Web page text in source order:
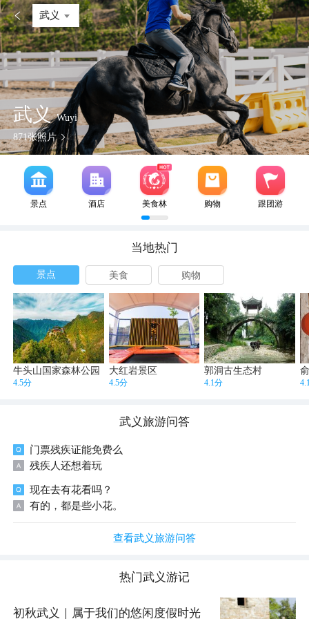
 武义
武义Wuyi
871张照片
景点 酒店 美食林 购物 跟团游
当地热门
景点 美食 购物
牛头山国家森林公园
4.5分
大红岩景区
4.5分
郭洞古生态村
4.1分
武义旅游问答
门票残疾证能免费么
残疾人还想着玩
现在去有花看吗？
有的，都是些小花。
查看武义旅游问答
热门武义游记
初秋武义｜属于我们的悠闲度假时光